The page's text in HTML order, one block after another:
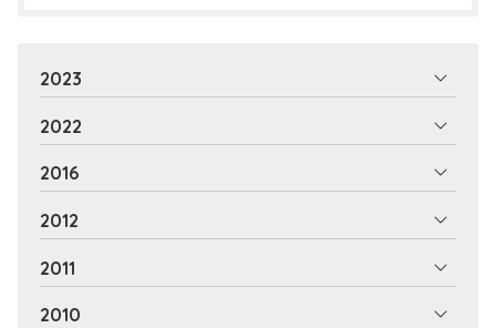
2023
2022
2016
2012
2011
2010